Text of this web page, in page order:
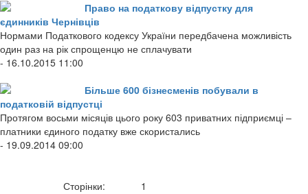
Право на податкову відпустку для
єдинників Чернівців
Нормами Податкового кодексу України передбачена можливість
один раз на рік спрощенцю не сплачувати
- 16.10.2015 11:00
Більше 600 бізнесменів побували в
податковій відпустці
Протягом восьми місяців цього року 603 приватних підприємці –
платники єдиного податку вже скористались
- 19.09.2014 09:00
Сторінки: 1